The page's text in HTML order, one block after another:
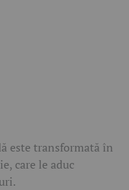
este transformată în
care le aduc